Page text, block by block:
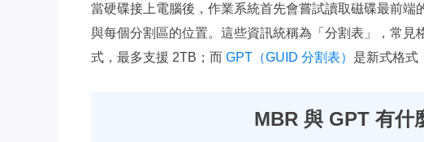
當硬碟接上電腦後，作業系統首先會嘗試讀取磁碟最前
與每個分割區的位置。這些資訊統稱為「分割表」，常見
式，最多支援 2TB；而 GPT（GUID 分割表） 是新式格式
MBR 與 GPT 有什